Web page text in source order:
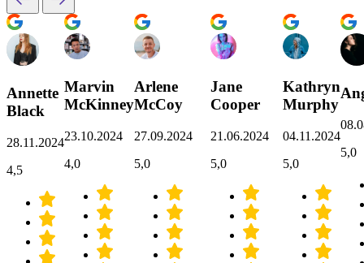
Annette
Black
28.11.2024
4,5
Marvin
McKinney
23.10.2024
4,0
Arlene
McCoy
27.09.2024
5,0
Jane
Cooper
21.06.2024
5,0
Kathryn
Murphy
04.11.2024
5,0
5,0